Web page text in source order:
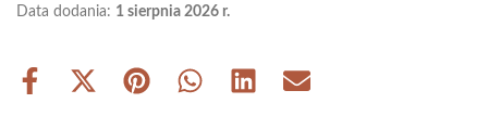
Data dodania: 1 sierpnia 2026 r.
Share
Share Share Share Share Share